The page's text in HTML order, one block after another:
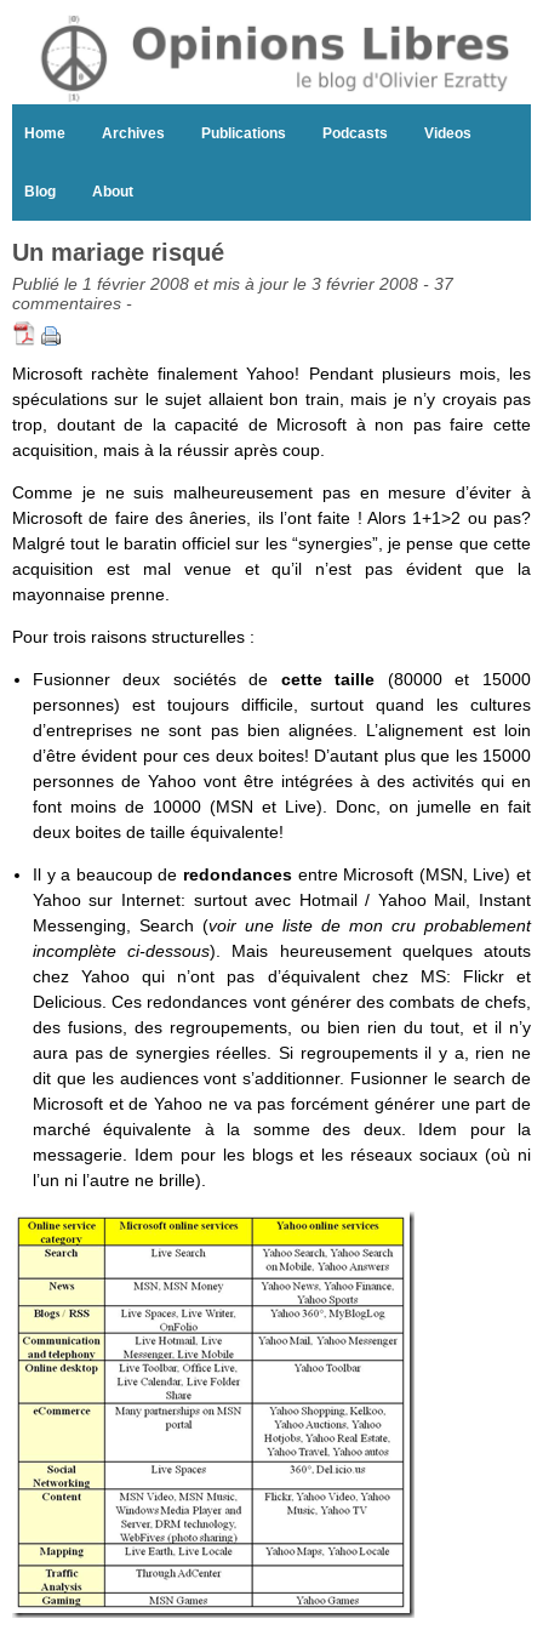
Home Archives Publications Podcasts Videos
Blog About
Un mariage risqué
Publié le 1 février 2008 et mis à jour le 3 février 2008 - 37
commentaires -
Microsoft rachète finalement Yahoo! Pendant plusieurs mois, les
spéculations sur le sujet allaient bon train, mais je n’y croyais pas
trop, doutant de la capacité de Microsoft à non pas faire cette
acquisition, mais à la réussir après coup.
Comme je ne suis malheureusement pas en mesure d’éviter à
Microsoft de faire des âneries, ils l’ont faite ! Alors 1+1>2 ou pas?
Malgré tout le baratin officiel sur les “synergies”, je pense que cette
acquisition est mal venue et qu’il n’est pas évident que la
mayonnaise prenne.
Pour trois raisons structurelles :
Fusionner deux sociétés de cette taille (80000 et 15000
personnes) est toujours difficile, surtout quand les cultures
d’entreprises ne sont pas bien alignées. L’alignement est loin
d’être évident pour ces deux boites! D’autant plus que les 15000
personnes de Yahoo vont être intégrées à des activités qui en
font moins de 10000 (MSN et Live). Donc, on jumelle en fait
deux boites de taille équivalente!
Il y a beaucoup de redondances entre Microsoft (MSN, Live) et
Yahoo sur Internet: surtout avec Hotmail / Yahoo Mail, Instant
Messenging, Search (voir une liste de mon cru probablement
incomplète ci-dessous). Mais heureusement quelques atouts
chez Yahoo qui n’ont pas d’équivalent chez MS: Flickr et
Delicious. Ces redondances vont générer des combats de chefs,
des fusions, des regroupements, ou bien rien du tout, et il n’y
aura pas de synergies réelles. Si regroupements il y a, rien ne
dit que les audiences vont s’additionner. Fusionner le search de
Microsoft et de Yahoo ne va pas forcément générer une part de
marché équivalente à la somme des deux. Idem pour la
messagerie. Idem pour les blogs et les réseaux sociaux (où ni
l’un ni l’autre ne brille).